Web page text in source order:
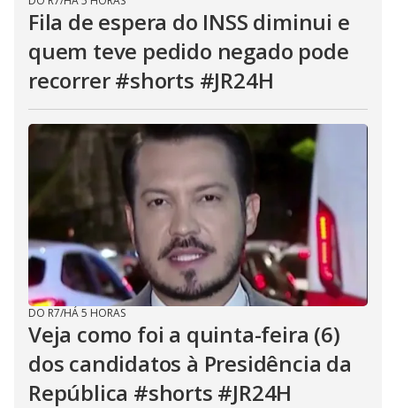
Fila de espera do INSS diminui e
quem teve pedido negado pode
recorrer #shorts #JR24H
DO R7/HÁ 5 HORAS
Veja como foi a quinta-feira (6)
dos candidatos à Presidência da
República #shorts #JR24H